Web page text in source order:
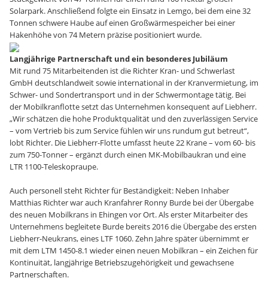
Solarpark. Anschließend folgte ein Einsatz in Lemgo, bei dem eine 32
Tonnen schwere Haube auf einen Großwärmespeicher bei einer
Hakenhöhe von 74 Metern präzise positioniert wurde.
Langjährige Partnerschaft und ein besonderes Jubiläum
Mit rund 75 Mitarbeitenden ist die Richter Kran- und Schwerlast
GmbH deutschlandweit sowie international in der Kranvermietung, im
Schwer- und Sondertransport und in der Schwermontage tätig. Bei
der Mobilkranflotte setzt das Unternehmen konsequent auf Liebherr.
„Wir schätzen die hohe Produktqualität und den zuverlässigen Service
– vom Vertrieb bis zum Service fühlen wir uns rundum gut betreut“,
lobt Richter. Die Liebherr‑Flotte umfasst heute 22 Krane – vom 60‑ bis
zum 750‑Tonner – ergänzt durch einen MK‑Mobilbaukran und eine
LTR 1100‑Teleskopraupe.
Auch personell steht Richter für Beständigkeit: Neben Inhaber
Matthias Richter war auch Kranfahrer Ronny Burde bei der Übergabe
des neuen Mobilkrans in Ehingen vor Ort. Als erster Mitarbeiter des
Unternehmens begleitete Burde bereits 2016 die Übergabe des ersten
Liebherr-Neukrans, eines LTF 1060. Zehn Jahre später übernimmt er
mit dem LTM 1450-8.1 wieder einen neuen Mobilkran – ein Zeichen für
Kontinuität, langjährige Betriebszugehörigkeit und gewachsene
Partnerschaften.